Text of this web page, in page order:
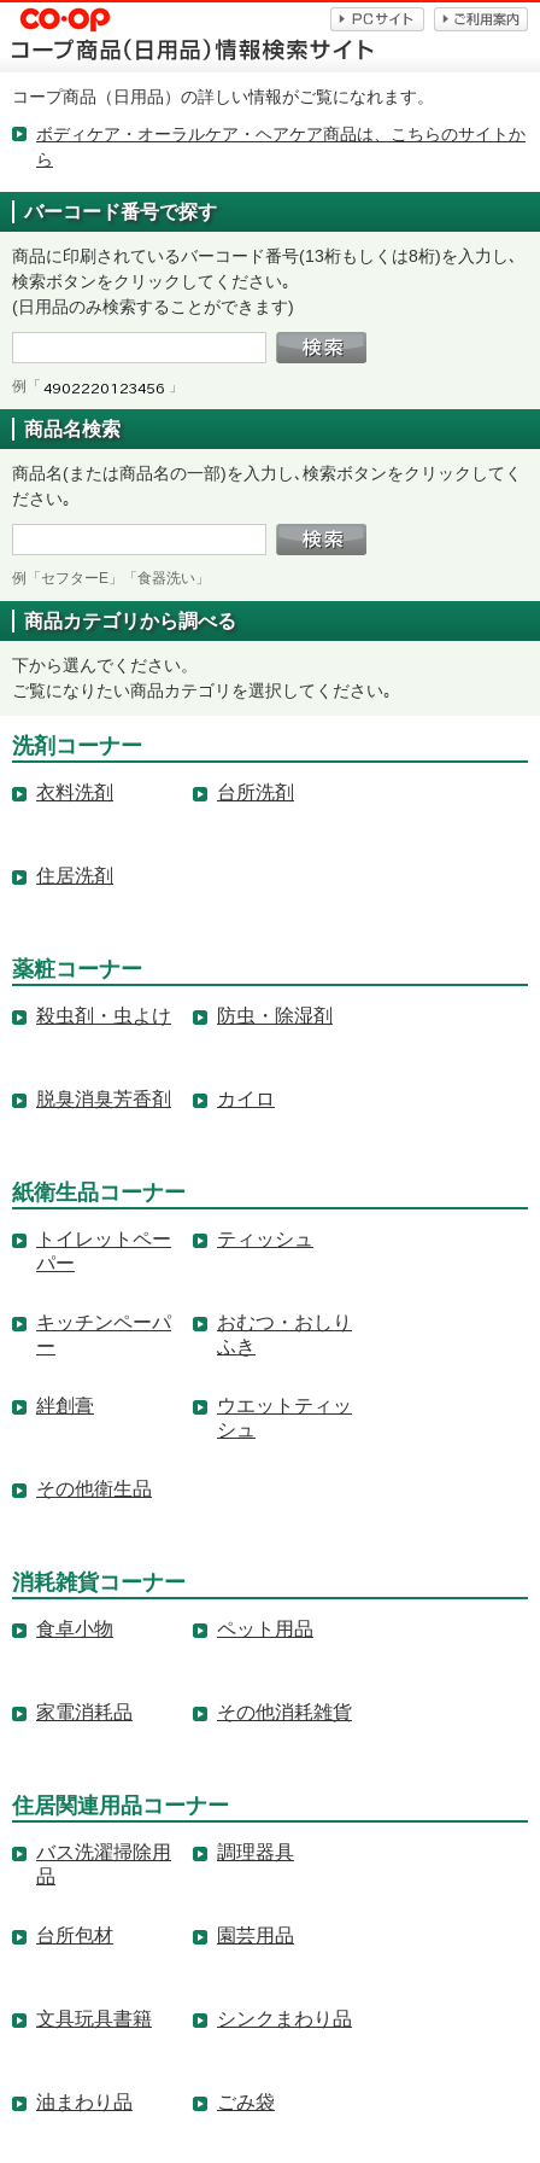
コープ商品（日用品）の詳しい情報がご覧になれます。
ボディケア・オーラルケア・ヘアケア商品は、こちらのサイトか
ら
バーコード番号で探す
商品に印刷されているバーコード番号(13桁もしくは8桁)を入力し､
検索ボタンをクリックしてください｡
(日用品のみ検索することができます)
例「 」
商品名検索
商品名(または商品名の一部)を入力し､検索ボタンをクリックしてく
ださい｡
例「セフターE」「食器洗い」
商品カテゴリから調べる
下から選んでください。
ご覧になりたい商品カテゴリを選択してください｡
洗剤コーナー
衣料洗剤 台所洗剤
住居洗剤
薬粧コーナー
殺虫剤・虫よけ 防虫・除湿剤
脱臭消臭芳香剤 カイロ
紙衛生品コーナー
トイレットペー
パー
ティッシュ
キッチンペーパ
ー
おむつ・おしり
ふき
絆創膏
ウエットティッ
シュ
その他衛生品
消耗雑貨コーナー
食卓小物 ペット用品
家電消耗品 その他消耗雑貨
住居関連用品コーナー
バス洗濯掃除用
品
調理器具
台所包材 園芸用品
文具玩具書籍 シンクまわり品
油まわり品 ごみ袋